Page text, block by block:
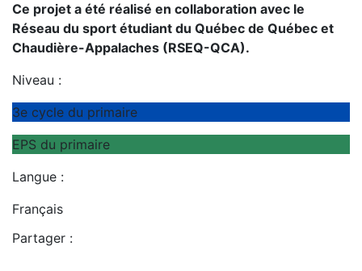
Ce projet a été réalisé en collaboration avec le
Réseau du sport étudiant du Québec de Québec et
Chaudière-Appalaches (RSEQ-QCA).
Niveau :
3e cycle du primaire
EPS du primaire
Langue :
Français
Partager :